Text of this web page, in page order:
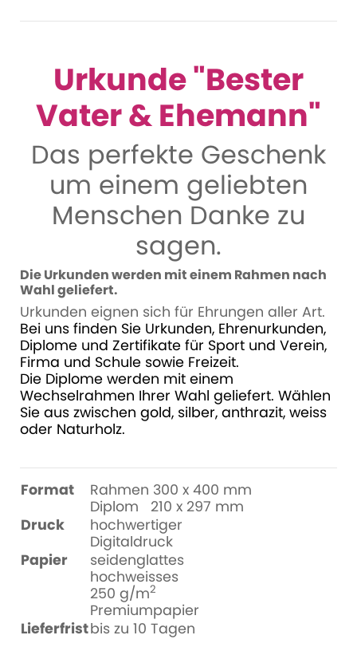
Urkunde "Bester
Vater & Ehemann"
Das perfekte Geschenk
um einem geliebten
Menschen Danke zu
sagen.
Die Urkunden werden mit einem Rahmen nach
Wahl geliefert.
Urkunden eignen sich für Ehrungen aller Art.
Bei uns finden Sie Urkunden, Ehrenurkunden,
Diplome und Zertifikate für Sport und Verein,
Firma und Schule sowie Freizeit.
Die Diplome werden mit einem
Wechselrahmen Ihrer Wahl geliefert. Wählen
Sie aus zwischen gold, silber, anthrazit, weiss
oder Naturholz.
Format
Rahmen 300 x 400 mm
Diplom 210 x 297 mm
Druck
hochwertiger
Digitaldruck
Papier
seidenglattes
hochweisses
250 g/m2
Premiumpapier
Lieferfristbis zu 10 Tagen